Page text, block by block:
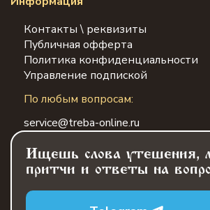
Контакты \ реквизиты
Публичная офферта
Политика конфиденциальности
Управление подпиской
По любым вопросам:
service@treba-online.ru
Ищешь слова утешения,
притчи и ответы на